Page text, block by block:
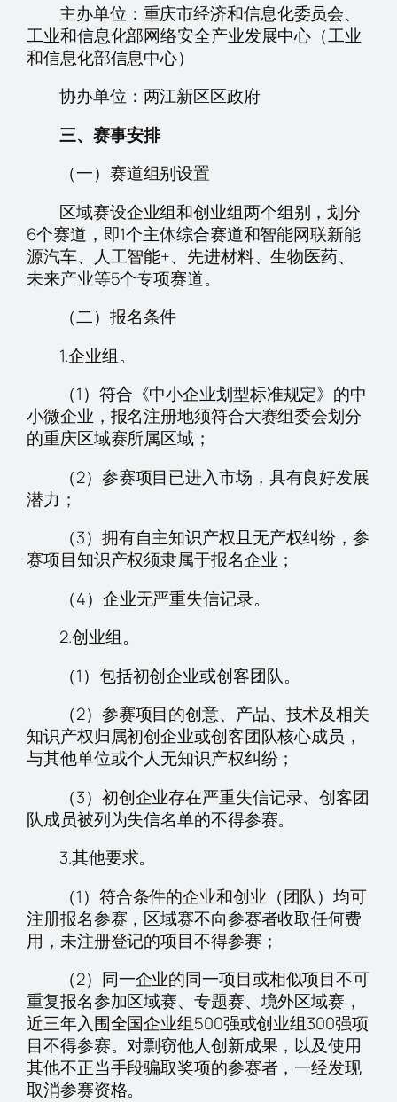
主办单位：重庆市经济和信息化委员会、
工业和信息化部网络安全产业发展中心（工业
和信息化部信息中心）
协办单位：两江新区区政府
三、赛事安排
（一）赛道组别设置
区域赛设企业组和创业组两个组别，划分
6个赛道，即1个主体综合赛道和智能网联新能
源汽车、人工智能+、先进材料、生物医药、
未来产业等5个专项赛道。
（二）报名条件
1.企业组。
（1）符合《中小企业划型标准规定》的中
小微企业，报名注册地须符合大赛组委会划分
的重庆区域赛所属区域；
（2）参赛项目已进入市场，具有良好发展
潜力；
（3）拥有自主知识产权且无产权纠纷，参
赛项目知识产权须隶属于报名企业；
（4）企业无严重失信记录。
2.创业组。
（1）包括初创企业或创客团队。
（2）参赛项目的创意、产品、技术及相关
知识产权归属初创企业或创客团队核心成员，
与其他单位或个人无知识产权纠纷；
（3）初创企业存在严重失信记录、创客团
队成员被列为失信名单的不得参赛。
3.其他要求。
（1）符合条件的企业和创业（团队）均可
注册报名参赛，区域赛不向参赛者收取任何费
用，未注册登记的项目不得参赛；
（2）同一企业的同一项目或相似项目不可
重复报名参加区域赛、专题赛、境外区域赛，
近三年入围全国企业组500强或创业组300强项
目不得参赛。对剽窃他人创新成果，以及使用
其他不正当手段骗取奖项的参赛者，一经发现
取消参赛资格。